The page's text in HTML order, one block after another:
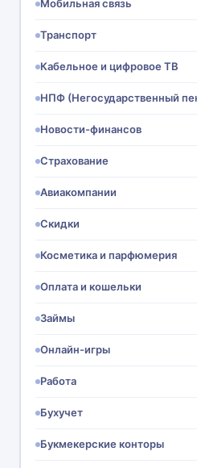
Мобильная связь
Транспорт
Кабельное и цифровое ТВ
НПФ (Негосударственный
Новости-финансов
Страхование
Авиакомпании
Скидки
Косметика и парфюмерия
Оплата и кошельки
Займы
Онлайн-игры
Работа
Бухучет
Букмекерские конторы